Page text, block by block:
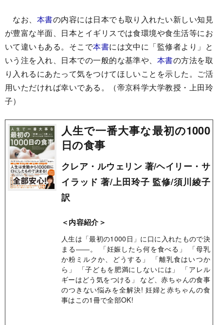
なお、 本書の内容には日本でも取り入れたい新しい知見
が豊富な半面、日本とイギリスでは食環境や食生活等にお
いて違いもある。そこで本書には文中に「監修者より」と
いう注を入れ、日本での一般的な基準や、 本書の方法を取
り入れるにあたって気をつけてほしいことを示した。ご活
用いただければ幸いである。（帝京科学大学教授・上田玲
子）
人生で一番大事な最初の1000
日の食事
クレア・ルウェリン 著/ヘイリー・サ
イラッド 著/上田玲子 監修/須川綾子
訳
＜内容紹介＞
人生は「最初の1000日」に口に入れたもので決
まる――。 「妊娠したら何を食べる」
「母乳
か粉ミルクか、どうする」
「離乳食はいつか
ら」
「子どもを肥満にしないには」
「アレル
ギーはどう気をつける」
など、赤ちゃんの食事
のつきない悩みを全解決! 妊婦と赤ちゃんの食
事はこの1冊で全部OK!